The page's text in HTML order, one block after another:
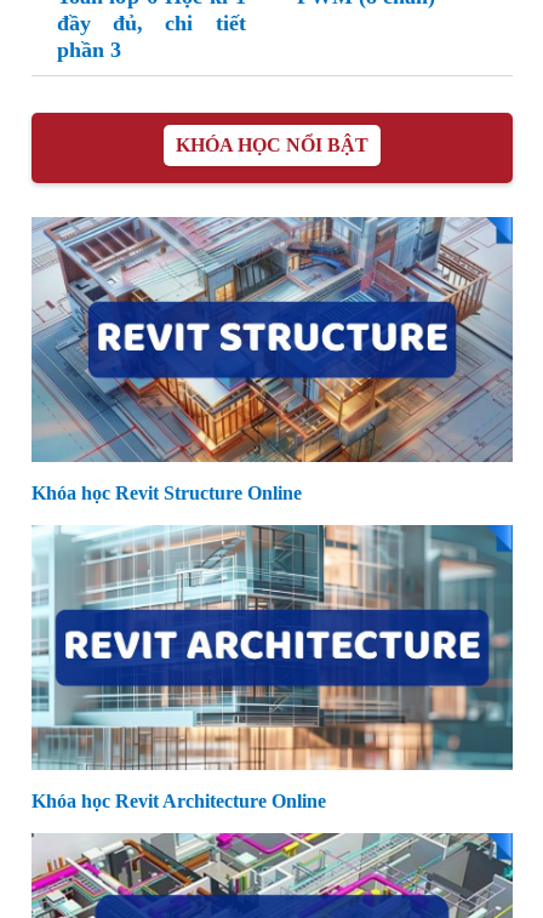
đầy đủ, chi tiết
phần 3
KHÓA HỌC NỔI BẬT
Khóa học Revit Structure Online
Khóa học Revit Architecture Online